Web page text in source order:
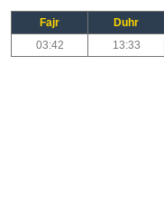
Fajr Duhr
03:42
13:33